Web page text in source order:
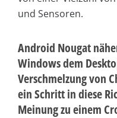
und Sensoren.
Android Nougat
Windows dem
Verschmelzung von
ein Schritt in diese
Meinung zu einem